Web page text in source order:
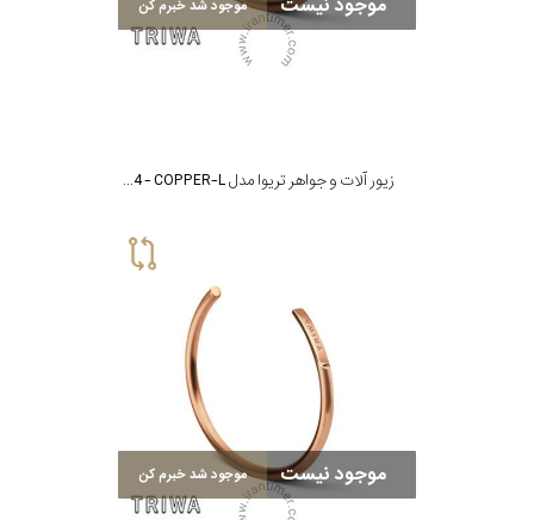
موجود نیست موجود شد خبرم کن
زیور آلات و جواهر تریوا مدل BRACELET 4 - COPPER-L
موجود نیست موجود شد خبرم کن